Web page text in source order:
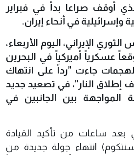
أوقف صراعا بدأ في فبراير
وإسرائيلية في أنحاء إيران.
الإيراني، اليوم الأربعاء،
85 موقعاً عسكرياً أميركياً في البحرين
جاءت "رداً على انتهاك
إطلاق النار"، في تصعيد جديد
المواجهة بين الجانبين في
بعد ساعات من تأكيد القيادة
(سنتكوم) انتهاء جولة جديدة من